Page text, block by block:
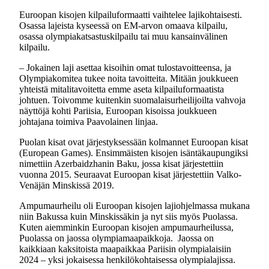
Euroopan kisojen kilpailuformaatti vaihtelee lajikohtaisesti.
Osassa lajeista kyseessä on EM-arvon omaava kilpailu,
osassa olympiakatsastuskilpailu tai muu kansainvälinen
kilpailu.
– Jokainen laji asettaa kisoihin omat tulostavoitteensa, ja
Olympiakomitea tukee noita tavoitteita. Mitään joukkueen
yhteistä mitalitavoitetta emme aseta kilpailuformaatista
johtuen. Toivomme kuitenkin suomalaisurheilijoilta vahvoja
näyttöjä kohti Pariisia, Euroopan kisoissa joukkueen
johtajana toimiva Paavolainen linjaa.
Puolan kisat ovat järjestyksessään kolmannet Euroopan kisat
(European Games). Ensimmäisten kisojen isäntäkaupungiksi
nimettiin Azerbaidzhanin Baku, jossa kisat järjestettiin
vuonna 2015. Seuraavat Euroopan kisat järjestettiin Valko-
Venäjän Minskissä 2019.
Ampumaurheilu oli Euroopan kisojen lajiohjelmassa mukana
niin Bakussa kuin Minskissäkin ja nyt siis myös Puolassa.
Kuten aiemminkin Euroopan kisojen ampumaurheilussa,
Puolassa on jaossa olympiamaapaikkoja. Jaossa on
kaikkiaan kaksitoista maapaikkaa Pariisin olympialaisiin
2024 – yksi jokaisessa henkilökohtaisessa olympialajissa.